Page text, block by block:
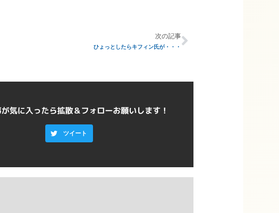
次の記事
ひょっとしたらキフィン氏が・・・
気に入ったら拡散＆フォローお願いします！
ツイート